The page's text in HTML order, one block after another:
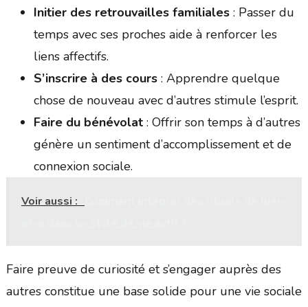
Initier des retrouvailles familiales: Passer du
temps avec ses proches aide à renforcer les
liens affectifs.
S’inscrire à des cours: Apprendre quelque
chose de nouveau avec d’autres stimule l’esprit.
Faire du bénévolat: Offrir son temps à d’autres
génère un sentiment d’accomplissement et de
connexion sociale.
Voir aussi :
Faire preuve de curiosité et s’engager auprès des
autres constitue une base solide pour une vie sociale